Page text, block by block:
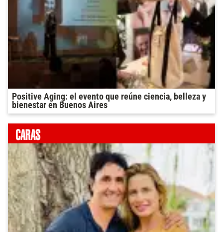
Positive Aging: el evento que reúne ciencia, belleza y
bienestar en Buenos Aires